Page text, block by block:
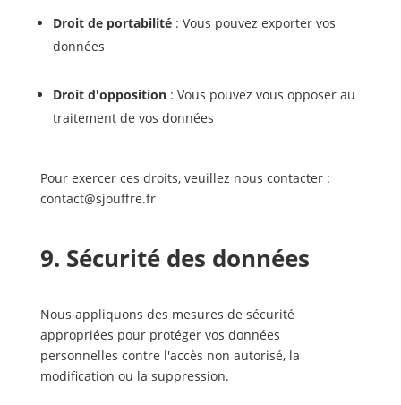
Droit de portabilité: Vous pouvez exporter vos
données
Droit d'opposition: Vous pouvez vous opposer au
traitement de vos données
Pour exercer ces droits, veuillez nous contacter :
contact@sjouffre.fr
9. Sécurité des données
Nous appliquons des mesures de sécurité
appropriées pour protéger vos données
personnelles contre l'accès non autorisé, la
modification ou la suppression.